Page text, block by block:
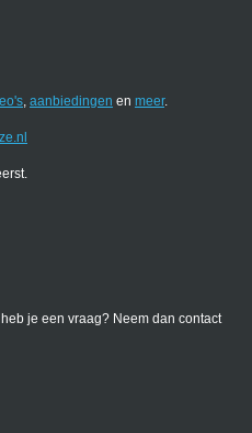
, aanbiedingen en meer.
je een vraag? Neem dan contact